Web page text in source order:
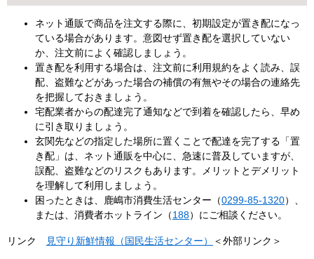
ネット通販で商品を注文する際に、初期設定が置き配になっ
ている場合があります。意図せず置き配を選択していない
か、注文前によく確認しましょう。
置き配を利用する場合は、注文前に利用規約をよく読み、誤
配、盗難などがあった場合の補償の有無やその場合の連絡先
を把握しておきましょう。
宅配業者からの配達完了通知などで到着を確認したら、早め
に引き取りましょう。
玄関先などの指定した場所に置くことで配達を完了する「置
き配」は、ネット通販を中心に、急速に普及していますが、
誤配、盗難などのリスクもあります。メリットとデメリット
を理解して利用しましょう。
困ったときは、鹿嶋市消費生活センター（0299-85-1320）、
または、消費者ホットライン（188）にご相談ください。
リンク 見守り新鮮情報（国民生活センター） ＜外部リンク＞